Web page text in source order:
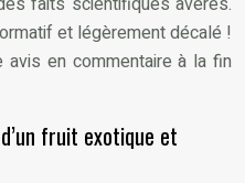
et légèrement décalé !
avis en commentaire à la fin
fruit exotique et